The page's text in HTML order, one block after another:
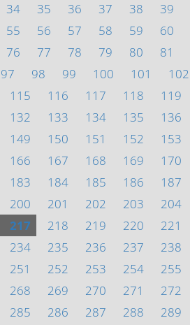
34 35 36 37 38 39
55 56 57 58 59 60
76 77 78 79 80 81
97 98 99 100 101 102
115 116 117 118 119
132 133 134 135 136
149 150 151 152 153
166 167 168 169 170
183 184 185 186 187
200 201 202 203 204
217 218 219 220 221
234 235 236 237 238
251 252 253 254 255
268 269 270 271 272
285 286 287 288 289